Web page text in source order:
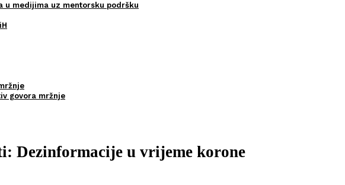
u medijima uz mentorsku podršku
govora mržnje
Dezinformacije u vrijeme korone